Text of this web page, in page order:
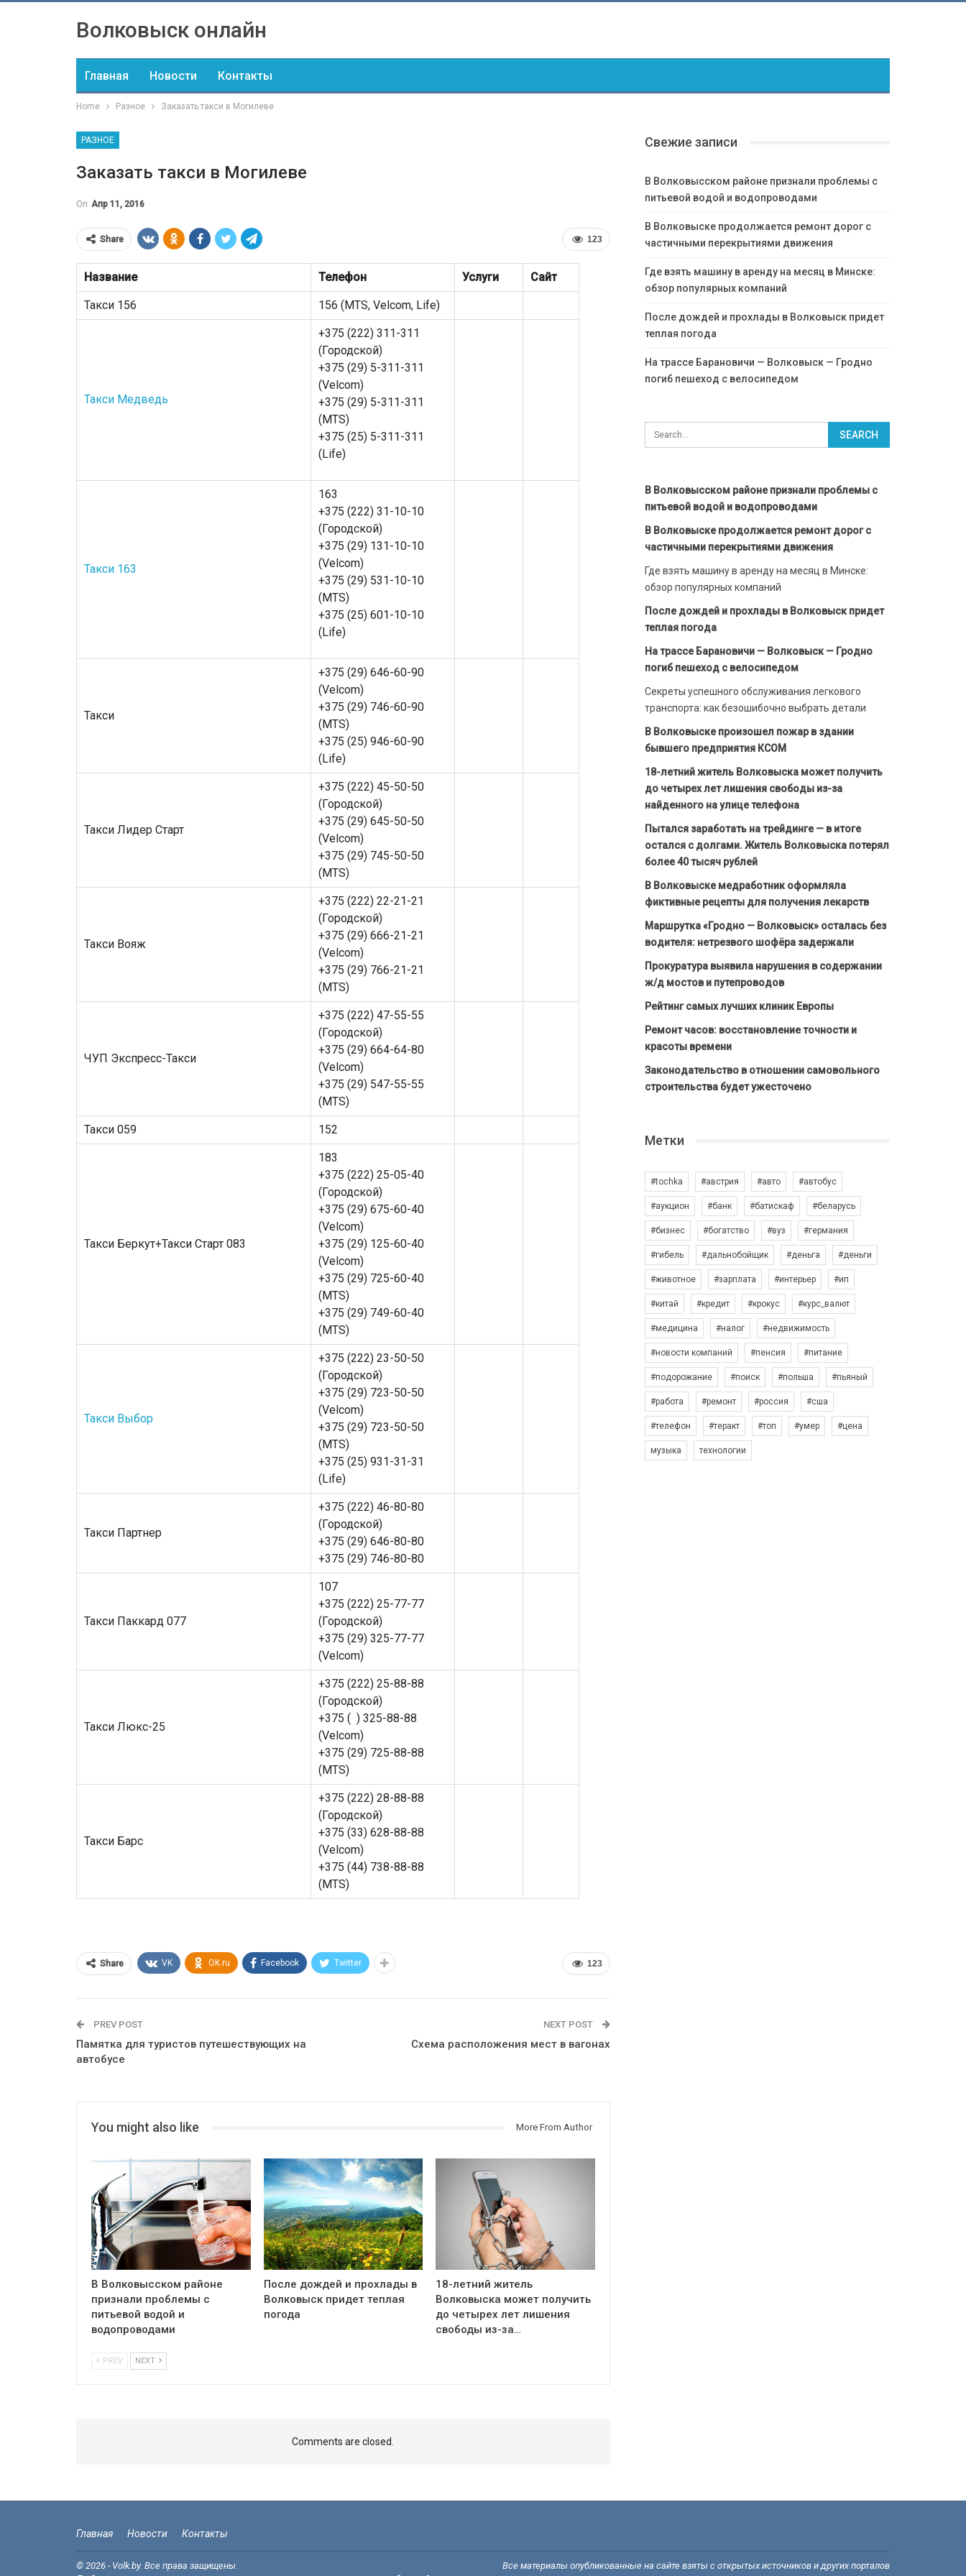
Волковыск онлайн
Главная Новости Контакты
Home Разное Заказать такси в Могилеве
РАЗНОЕ
Заказать такси в Могилеве
On Апр 11, 2016
123
Share
Название Телефон Услуги Сайт
Такси 156 156 (MTS, Velcom, Life)
Такси Медведь
+375 (222) 311-311
(Городской)
+375 (29) 5-311-311
(Velcom)
+375 (29) 5-311-311
(MTS)
+375 (25) 5-311-311
(Life)
Такси 163
163
+375 (222) 31-10-10
(Городской)
+375 (29) 131-10-10
(Velcom)
+375 (29) 531-10-10
(MTS)
+375 (25) 601-10-10
(Life)
Такси
+375 (29) 646-60-90
(Velcom)
+375 (29) 746-60-90
(MTS)
+375 (25) 946-60-90
(Life)
Такси Лидер Старт
+375 (222) 45-50-50
(Городской)
+375 (29) 645-50-50
(Velcom)
+375 (29) 745-50-50
(MTS)
Такси Вояж
+375 (222) 22-21-21
(Городской)
+375 (29) 666-21-21
(Velcom)
+375 (29) 766-21-21
(MTS)
ЧУП Экспресс-Такси
+375 (222) 47-55-55
(Городской)
+375 (29) 664-64-80
(Velcom)
+375 (29) 547-55-55
(MTS)
Такси 059 152
Такси Беркут+Такси Старт 083
183
+375 (222) 25-05-40
(Городской)
+375 (29) 675-60-40
(Velcom)
+375 (29) 125-60-40
(Velcom)
+375 (29) 725-60-40
(MTS)
+375 (29) 749-60-40
(MTS)
Такси Выбор
+375 (222) 23-50-50
(Городской)
+375 (29) 723-50-50
(Velcom)
+375 (29) 723-50-50
(MTS)
+375 (25) 931-31-31
(Life)
Такси Партнер
+375 (222) 46-80-80
(Городской)
+375 (29) 646-80-80
+375 (29) 746-80-80
Такси Паккард 077
107
+375 (222) 25-77-77
(Городской)
+375 (29) 325-77-77
(Velcom)
Такси Люкс-25
+375 (222) 25-88-88
(Городской)
+375 ( ) 325-88-88
(Velcom)
+375 (29) 725-88-88
(MTS)
Такси Барс
+375 (222) 28-88-88
(Городской)
+375 (33) 628-88-88
(Velcom)
+375 (44) 738-88-88
(MTS)
123
Share VK OK.ru Facebook Twitter
PREV POST
Памятка для туристов путешествующих на
автобусе
NEXT POST
Схема расположения мест в вагонах
You might also like More From Author
В Волковысском районе
признали проблемы с
питьевой водой и
водопроводами
После дождей и прохлады в
Волковыск придет теплая
погода
18-летний житель
Волковыска может получить
до четырех лет лишения
свободы из-за…
PREV NEXT
Comments are closed.
Свежие записи
В Волковысском районе признали проблемы с
питьевой водой и водопроводами
В Волковыске продолжается ремонт дорог с
частичными перекрытиями движения
Где взять машину в аренду на месяц в Минске:
обзор популярных компаний
После дождей и прохлады в Волковыск придет
теплая погода
На трассе Барановичи — Волковыск — Гродно
погиб пешеход с велосипедом
В Волковысском районе признали проблемы с
питьевой водой и водопроводами
В Волковыске продолжается ремонт дорог с
частичными перекрытиями движения
Где взять машину в аренду на месяц в Минске:
обзор популярных компаний
После дождей и прохлады в Волковыск придет
теплая погода
На трассе Барановичи — Волковыск — Гродно
погиб пешеход с велосипедом
Секреты успешного обслуживания легкового
транспорта: как безошибочно выбрать детали
В Волковыске произошел пожар в здании
бывшего предприятия КСОМ
18-летний житель Волковыска может получить
до четырех лет лишения свободы из-за
найденного на улице телефона
Пытался заработать на трейдинге — в итоге
остался с долгами. Житель Волковыска потерял
более 40 тысяч рублей
В Волковыске медработник оформляла
фиктивные рецепты для получения лекарств
Маршрутка «Гродно — Волковыск» осталась без
водителя: нетрезвого шофёра задержали
Прокуратура выявила нарушения в содержании
ж/д мостов и путепроводов
Рейтинг самых лучших клиник Европы
Ремонт часов: восстановление точности и
красоты времени
Законодательство в отношении самовольного
строительства будет ужесточено
Метки
#tochka #австрия #авто #автобус
#аукцион #банк #батискаф #беларусь
#бизнес #богатство #вуз #германия
#гибель #дальнобойщик #деньга #деньги
#животное #зарплата #интерьер #ип
#китай #кредит #крокус #курс_валют
#медицина #налог #недвижимость
#новости компаний #пенсия #питание
#подорожание #поиск #польша #пьяный
#работа #ремонт #россия #сша
#телефон #теракт #топ #умер #цена
музыка технологии
Главная Новости Контакты
© 2026 - Volk.by. Все права защищены.
Все материалы опубликованные на сайте взяты с открытых источников и других порталов